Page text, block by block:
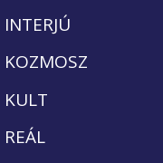
INTERJÚ
KOZMOSZ
KULT
REÁL